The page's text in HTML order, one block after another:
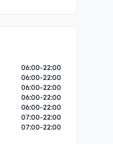
06:00-22:00
06:00-22:00
06:00-22:00
06:00-22:00
06:00-22:00
07:00-22:00
07:00-22:00